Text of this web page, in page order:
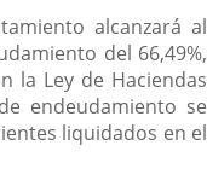
alcanzará al
del 66,49%,
la Ley de Haciendas
endeudamiento se
liquidados en el